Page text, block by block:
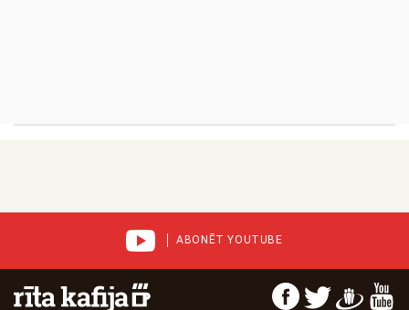
ABONĒT YOUTUBE